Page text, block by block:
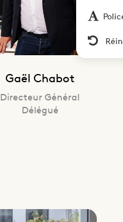
Gaël Chabot
Directeur Général
Délégué